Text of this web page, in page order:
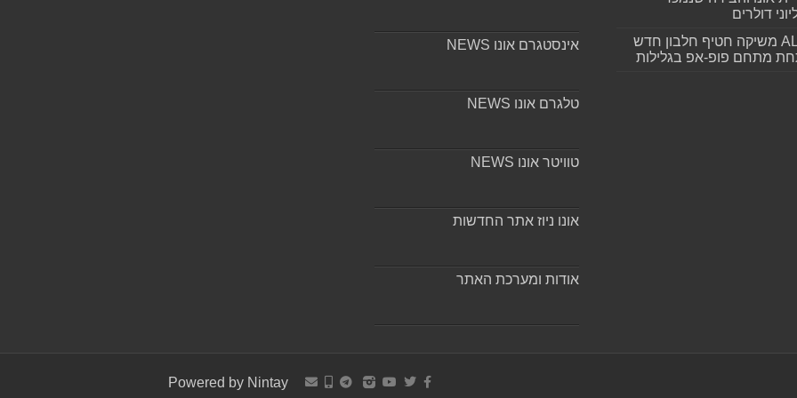
דולרים
ALLIN משיקה חטיף חלבון חדש
מתחם פופ-אפ בגלילות
אינסטגרם אונו NEWS
טלגרם אונו NEWS
טוויטר אונו NEWS
אונו ניוז אתר החדשות
אודות ומערכת האתר
Powered by Nintay